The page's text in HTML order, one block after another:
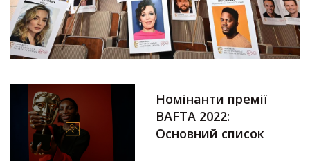
Номінанти премії
BAFTA 2022:
Основний список